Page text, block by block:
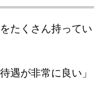
たくさん持ってい
遇が非常に良い」